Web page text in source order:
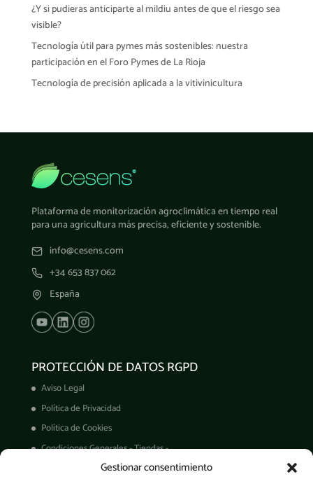
Gestionar consentimiento
¿Y si pudieras anticiparte al mildiu antes de que el riesgo sea
visible?
Tecnología útil para pymes más sostenibles: nuestra
participación en el Foro Pymes de La Rioja
Tecnología de precisión aplicada a la vitivinicultura
Plataforma de monitorización agroclimática en tiempo real
para una agricultura más precisa, eficiente y sostenible.
info@cesens.com
+34 653 837 062
España
PROTECCIÓN DE DATOS RGPD
Aviso Legal
Política de Privacidad
Política de Cookies
Condiciones Generales - Tiendas -
Derechos ARCO